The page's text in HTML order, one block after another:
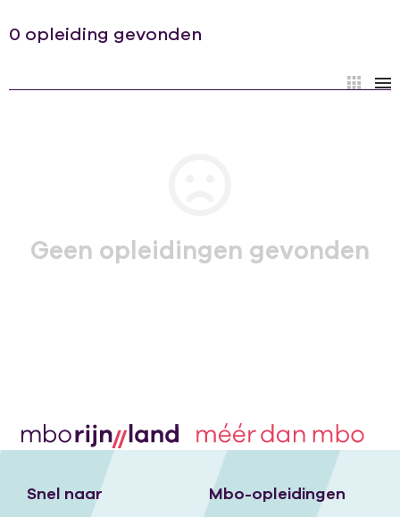
0 opleiding gevonden
Geen opleidingen gevonden
Snel naar Mbo-opleidingen